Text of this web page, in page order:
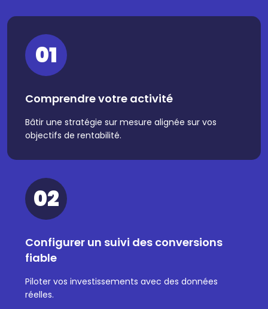
01
Comprendre votre activité
Bâtir une stratégie sur mesure alignée sur vos
objectifs de rentabilité.
02
Configurer un suivi des conversions
fiable
Piloter vos investissements avec des données
réelles.